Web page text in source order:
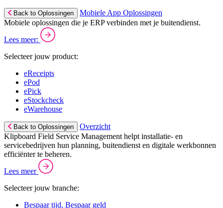
Back to Oplossingen
Mobiele App Oplossingen
Mobiele oplossingen die je ERP verbinden met je buitendienst.
Lees meer:
Selecteer jouw product:
eReceipts
ePod
ePick
eStockcheck
eWarehouse
Back to Oplossingen
Overzicht
Klipboard Field Service Management helpt installatie- en
servicebedrijven hun planning, buitendienst en digitale werkbonnen
efficiënter te beheren.
Lees meer
Selecteer jouw branche:
Bespaar tijd. Bespaar geld